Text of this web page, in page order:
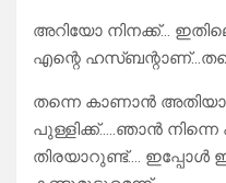
അറിയോ നിനക്ക്…
എന്റെ
തന്നെ കാണാൻ
പുള്ളിക്ക്…..ഞാൻ
തിരയാറുണ്ട്…. ഇപ്പോൾ